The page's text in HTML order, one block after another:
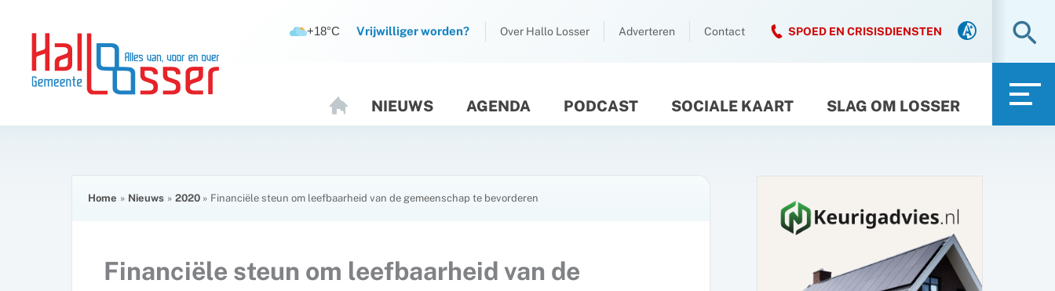
inhoud
inhoud
+18°C Vrijwilliger worden? Over Hallo Losser Adverteren Contact SPOED EN CRISISDIENSTEN
O
M
NIEUWS AGENDA PODCAST SOCIALE KAART SLAG OM LOSSER
Home Nieuws 2020 Financiële steun om leefbaarheid van de gemeenschap te bevorderen
Financiële steun om leefbaarheid van de